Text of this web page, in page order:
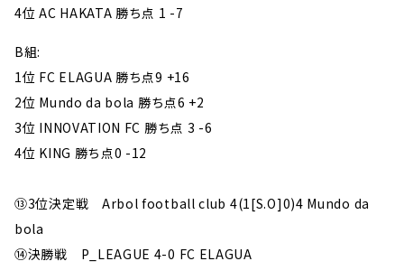
4位 AC HAKATA 勝ち点 1 -7
B組:
1位 FC ELAGUA 勝ち点9 +16
2位 Mundo da bola 勝ち点6 +2
3位 INNOVATION FC 勝ち点 3 -6
4位 KING 勝ち点0 -12
⑬3位決定戦 Arbol football club 4(1[S.O]0)4 Mundo da
bola
⑭決勝戦 P_LEAGUE 4-0 FC ELAGUA